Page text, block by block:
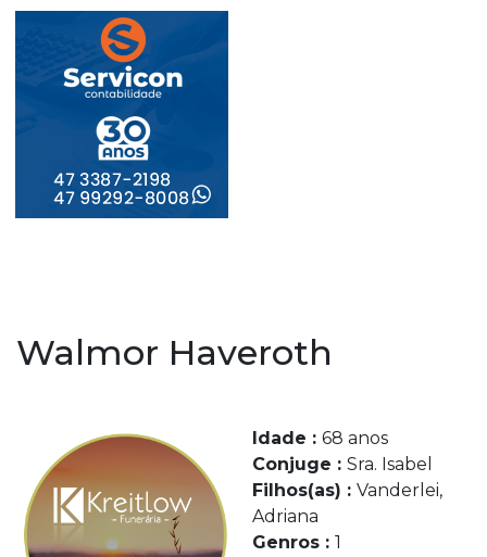
Walmor Haveroth
Idade : 68 anos
Conjuge : Sra. Isabel
Filhos(as) : Vanderlei,
Adriana
Genros : 1